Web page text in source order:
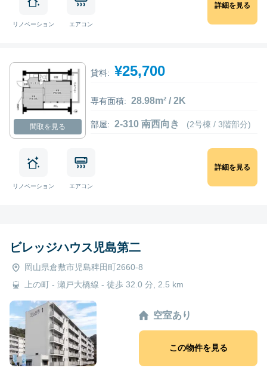
リノベーション エアコン
詳細を見る
間取を見る
貸料: ¥25,700
専有面積: 28.98m² / 2K
部屋: 2-310 南西向き (2号棟 / 3階部分)
リノベーション エアコン
詳細を見る
ビレッジハウス児島第二
岡山県倉敷市児島稗田町2660-8
上の町 - 瀬戸大橋線 - 徒歩 32.0 分, 2.5 km
空室あり
この物件を見る